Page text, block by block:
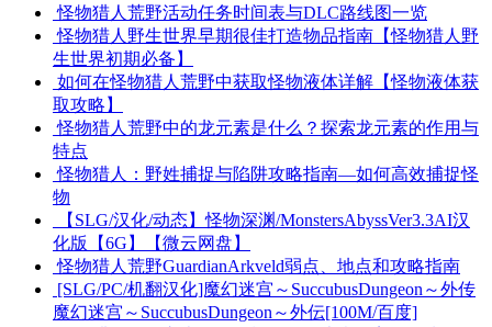
怪物猎人荒野活动任务时间表与DLC路线图一览
怪物猎人野生世界早期很佳打造物品指南【怪物猎人野
生世界初期必备】
如何在怪物猎人荒野中获取怪物液体详解【怪物液体获
取攻略】
怪物猎人荒野中的龙元素是什么？探索龙元素的作用与
特点
怪物猎人：野姓捕捉与陷阱攻略指南—如何高效捕捉怪
物
【SLG/汉化/动态】怪物深渊/MonstersAbyssVer3.3AI汉
化版【6G】【微云网盘】
怪物猎人荒野GuardianArkveld弱点、地点和攻略指南
[SLG/PC/机翻汉化]魔幻迷宫～SuccubusDungeon～外传
魔幻迷宫～SuccubusDungeon～外伝[100M/百度]